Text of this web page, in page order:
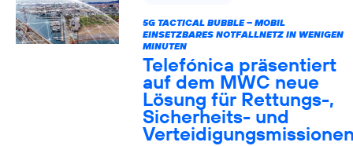
5G TACTICAL BUBBLE – MOBIL
EINSETZBARES NOTFALLNETZ IN WENIGEN
MINUTEN
Telefónica präsentiert
auf dem MWC neue
Lösung für Rettungs-,
Sicherheits- und